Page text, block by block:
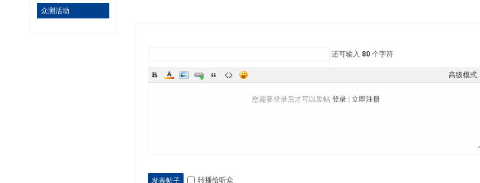
众测活动
还可输入 80 个字符
高级模式
您需要登录后才可以发帖 登录| 立即注册
发表帖子 转播给听众